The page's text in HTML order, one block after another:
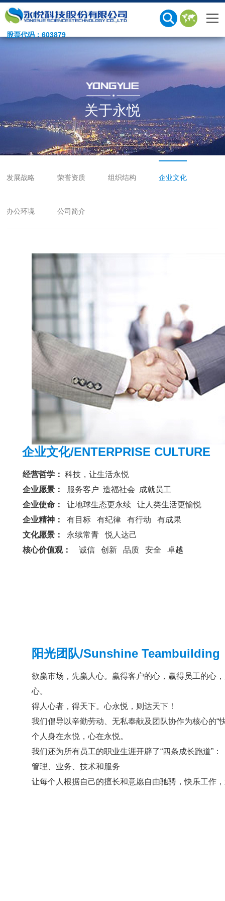
股票代码：603879
关于永悦
发展战略 荣誉资质 组织结构 企业文化
办公环境 公司简介
企业文化/ENTERPRISE CULTURE
经营哲学： 科技，让生活永悦
企业愿景：
服务客户 造福社会 成就员工
企业使命：
让地球生态更永续 让人类生活更愉悦
企业精神：
有目标 有纪律 有行动 有成果
文化愿景：
永续常青 悦人达己
核心价值观：
诚信 创新 品质 安全 卓越
阳光团队/Sunshine Teambuilding
欲赢市场，先赢人心。赢得客户的心，赢得员工的心
心。
得人心者，得天下。心永悦，则达天下！
我们倡导以辛勤劳动、无私奉献及团队协作为核心的“
个人身在永悦，心在永悦。
我们还为所有员工的职业生涯开辟了“四条成长跑道”：
管理、业务、技术和服务
让每个人根据自己的擅长和意愿自由驰骋，快乐工作